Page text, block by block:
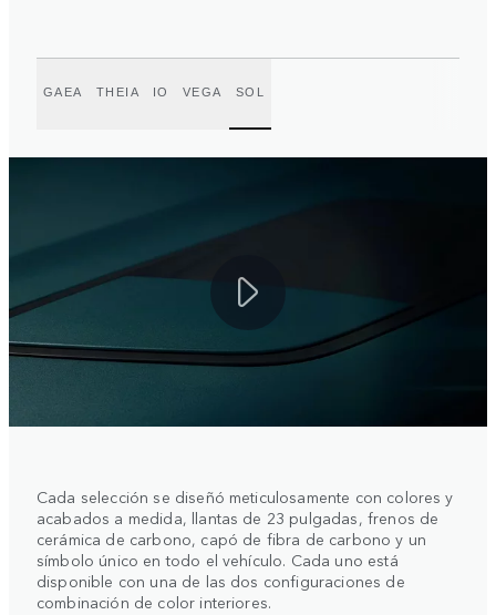
GAEA THEIA IO VEGA SOL
Cada selección se diseñó meticulosamente con colores y
acabados a medida, llantas de 23 pulgadas, frenos de
cerámica de carbono, capó de fibra de carbono y un
símbolo único en todo el vehículo. Cada uno está
disponible con una de las dos configuraciones de
combinación de color interiores.